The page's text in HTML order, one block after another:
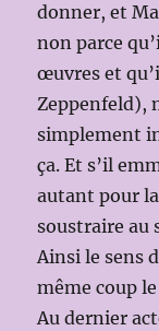
donner, et
non parce
œuvres et
Zeppenfeld),
simplement
ça. Et s’il
autant pour
soustraire au
Ainsi le sens
même coup
Au dernier